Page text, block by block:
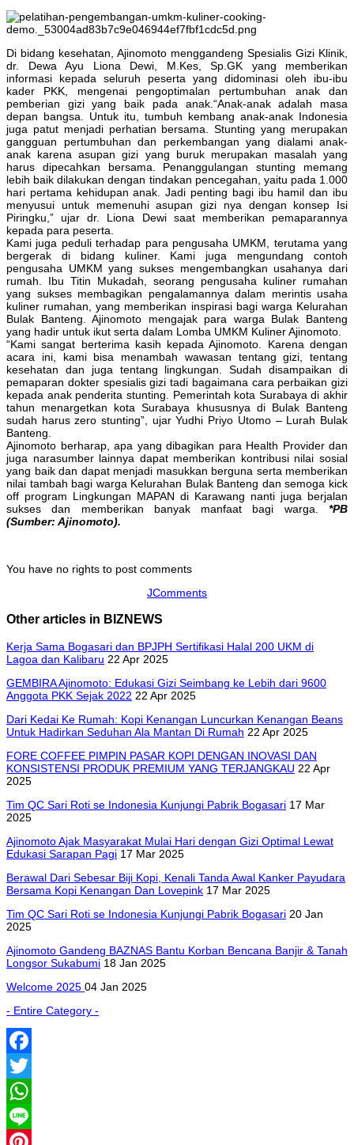
Di bidang kesehatan, Ajinomoto menggandeng Spesialis Gizi Klinik,
dr. Dewa Ayu Liona Dewi, M.Kes, Sp.GK yang memberikan
informasi kepada seluruh peserta yang didominasi oleh ibu-ibu
kader PKK, mengenai pengoptimalan pertumbuhan anak dan
pemberian gizi yang baik pada anak.“Anak-anak adalah masa
depan bangsa. Untuk itu, tumbuh kembang anak-anak Indonesia
juga patut menjadi perhatian bersama. Stunting yang merupakan
gangguan pertumbuhan dan perkembangan yang dialami anak-
anak karena asupan gizi yang buruk merupakan masalah yang
harus dipecahkan bersama. Penanggulangan stunting memang
lebih baik dilakukan dengan tindakan pencegahan, yaitu pada 1.000
hari pertama kehidupan anak. Jadi penting bagi ibu hamil dan ibu
menyusui untuk memenuhi asupan gizi nya dengan konsep Isi
Piringku,” ujar dr. Liona Dewi saat memberikan pemaparannya
kepada para peserta.
Kami juga peduli terhadap para pengusaha UMKM, terutama yang
bergerak di bidang kuliner. Kami juga mengundang contoh
pengusaha UMKM yang sukses mengembangkan usahanya dari
rumah. Ibu Titin Mukadah, seorang pengusaha kuliner rumahan
yang sukses membagikan pengalamannya dalam merintis usaha
kuliner rumahan, yang memberikan inspirasi bagi warga Kelurahan
Bulak Banteng. Ajinomoto mengajak para warga Bulak Banteng
yang hadir untuk ikut serta dalam Lomba UMKM Kuliner Ajinomoto.
“Kami sangat berterima kasih kepada Ajinomoto. Karena dengan
acara ini, kami bisa menambah wawasan tentang gizi, tentang
kesehatan dan juga tentang lingkungan. Sudah disampaikan di
pemaparan dokter spesialis gizi tadi bagaimana cara perbaikan gizi
kepada anak penderita stunting. Pemerintah kota Surabaya di akhir
tahun menargetkan kota Surabaya khususnya di Bulak Banteng
sudah harus zero stunting”, ujar Yudhi Priyo Utomo – Lurah Bulak
Banteng.
Ajinomoto berharap, apa yang dibagikan para Health Provider dan
juga narasumber lainnya dapat memberikan kontribusi nilai sosial
yang baik dan dapat menjadi masukkan berguna serta memberikan
nilai tambah bagi warga Kelurahan Bulak Banteng dan semoga kick
off program Lingkungan MAPAN di Karawang nanti juga berjalan
sukses dan memberikan banyak manfaat bagi warga. *PB
(Sumber: Ajinomoto).
You have no rights to post comments
JComments
Other articles in BIZNEWS
Kerja Sama Bogasari dan BPJPH Sertifikasi Halal 200 UKM di
Lagoa dan Kalibaru 22 Apr 2025
GEMBIRA Ajinomoto: Edukasi Gizi Seimbang ke Lebih dari 9600
Anggota PKK Sejak 2022 22 Apr 2025
Dari Kedai Ke Rumah: Kopi Kenangan Luncurkan Kenangan Beans
Untuk Hadirkan Seduhan Ala Mantan Di Rumah 22 Apr 2025
FORE COFFEE PIMPIN PASAR KOPI DENGAN INOVASI DAN
KONSISTENSI PRODUK PREMIUM YANG TERJANGKAU 22 Apr
2025
Tim QC Sari Roti se Indonesia Kunjungi Pabrik Bogasari 17 Mar
2025
Ajinomoto Ajak Masyarakat Mulai Hari dengan Gizi Optimal Lewat
Edukasi Sarapan Pagi 17 Mar 2025
Berawal Dari Sebesar Biji Kopi, Kenali Tanda Awal Kanker Payudara
Bersama Kopi Kenangan Dan Lovepink 17 Mar 2025
Tim QC Sari Roti se Indonesia Kunjungi Pabrik Bogasari 20 Jan
2025
Ajinomoto Gandeng BAZNAS Bantu Korban Bencana Banjir & Tanah
Longsor Sukabumi 18 Jan 2025
Welcome 2025 04 Jan 2025
- Entire Category -
Facebook
Twitter
WhatsApp
Line